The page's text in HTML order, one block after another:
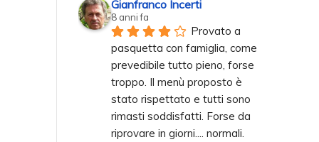
Gianfranco Incerti
8 anni fa
Provato a
pasquetta con famiglia, come
prevedibile tutto pieno, forse
troppo. Il menù proposto è
stato rispettato e tutti sono
rimasti soddisfatti. Forse da
riprovare in giorni.... normali.